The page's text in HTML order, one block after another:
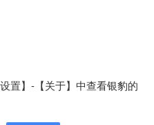
置】-【关于】中查看银豹的